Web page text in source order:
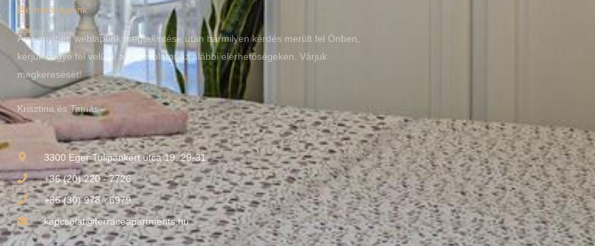
Elérhetőségeink
Amennyiben weblapunk megtekintése után bármilyen kérdés merült fel Önben,
kérjük vegye fel velünk a kapcsolatot az alábbi elérhetőségeken. Várjuk
megkeresését!
Krisztina és Tamás
3300 Eger Tulipánkert utca 19. 29-31.
+36 (20) 220 - 7726
+36 (30) 978 - 6979
kapcsolat@terraceapartments.hu